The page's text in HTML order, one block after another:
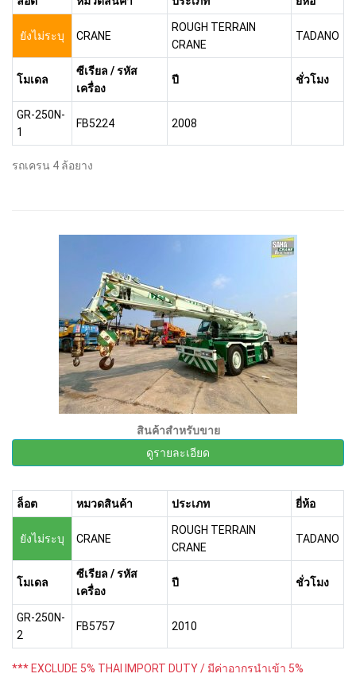
ยังไม่ระบุ CRANE
ROUGH TERRAIN
CRANE
TADANO
โมเดล
ซีเรียล / รหัส
เครื่อง
ปี ชั่วโมง
GR-250N-
1
FB5224 2008
รถเครน 4 ล้อยาง
สินค้าสำหรับขาย
ดูรายละเอียด
ล็อต หมวดสินค้า ประเภท ยี่ห้อ
ยังไม่ระบุ CRANE
ROUGH TERRAIN
CRANE
TADANO
โมเดล
ซีเรียล / รหัส
เครื่อง
ปี ชั่วโมง
GR-250N-
2
FB5757 2010
*** EXCLUDE 5% THAI IMPORT DUTY / มีค่าอากรนำเข้า 5%